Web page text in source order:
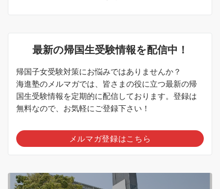
最新の帰国生受験情報を配信中！
帰国子女受験対策にお悩みではありませんか？
海進塾のメルマガでは、皆さまの役に立つ最新の帰
国生受験情報を定期的に配信しております。登録は
無料なので、お気軽にご登録下さい！
メルマガ登録はこちら